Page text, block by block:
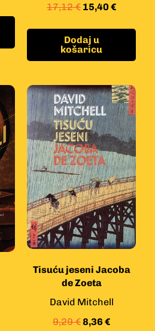
17,12€ 15,40 €
Dodaj u
košaricu
Tisuću jeseni Jacoba
de Zoeta
David Mitchell
9,29€8,36€